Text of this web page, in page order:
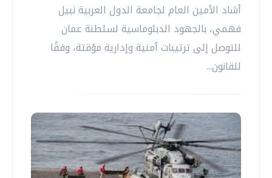
أشاد الأمين العام لجامعة الدول العربية نبيل
فهمي، بالجهود الدبلوماسية لسلطنة عمان
للتوصل إلى ترتيبات أمنية وإدارية مؤقتة، وفقًا
للقانون...